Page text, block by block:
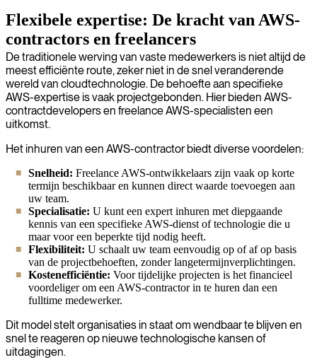
Flexibele expertise: De kracht van AWS-
contractors en freelancers
De traditionele werving van vaste medewerkers is niet altijd de
meest efficiënte route, zeker niet in de snel veranderende
wereld van cloudtechnologie. De behoefte aan specifieke
AWS-expertise is vaak projectgebonden. Hier bieden AWS-
contractdevelopers en freelance AWS-specialisten een
uitkomst.
Het inhuren van een AWS-contractor biedt diverse voordelen:
Snelheid: Freelance AWS-ontwikkelaars zijn vaak op korte
termijn beschikbaar en kunnen direct waarde toevoegen aan
uw team.
Specialisatie: U kunt een expert inhuren met diepgaande
kennis van een specifieke AWS-dienst of technologie die u
maar voor een beperkte tijd nodig heeft.
Flexibiliteit: U schaalt uw team eenvoudig op of af op basis
van de projectbehoeften, zonder langetermijnverplichtingen.
Kostenefficiëntie: Voor tijdelijke projecten is het financieel
voordeliger om een AWS-contractor in te huren dan een
fulltime medewerker.
Dit model stelt organisaties in staat om wendbaar te blijven en
snel te reageren op nieuwe technologische kansen of
uitdagingen.